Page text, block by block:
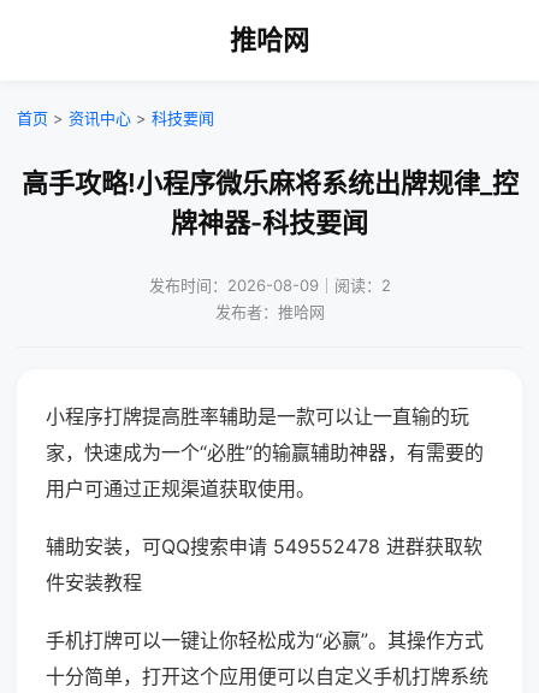
推哈网
首页 > 资讯中心 > 科技要闻
高手攻略!小程序微乐麻将系统出牌规律_控
牌神器-科技要闻
发布时间：2026-08-09｜阅读：2
发布者：推哈网
小程序打牌提高胜率辅助是一款可以让一直输的玩
家，快速成为一个“必胜”的输赢辅助神器，有需要的
用户可通过正规渠道获取使用。
辅助安装，可QQ搜索申请 549552478 进群获取软
件安装教程
手机打牌可以一键让你轻松成为“必赢”。其操作方式
十分简单，打开这个应用便可以自定义手机打牌系统